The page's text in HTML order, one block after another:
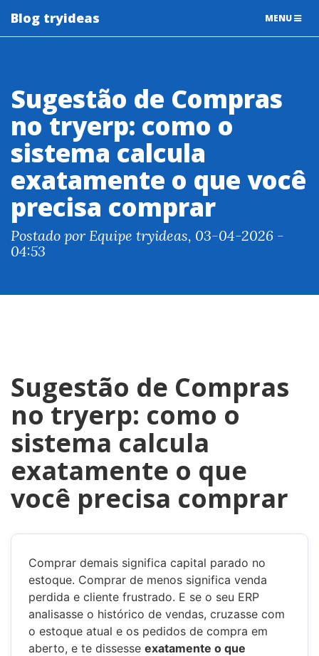
TOGGLE
MENU
Blog tryideas
Sugestão de Compras
no tryerp: como o
sistema calcula
exatamente o que você
precisa comprar
Postado por Equipe tryideas, 03-04-2026 -
04:53
Sugestão de Compras
no tryerp: como o
sistema calcula
exatamente o que
você precisa comprar
Comprar demais significa capital parado no
estoque. Comprar de menos significa venda
perdida e cliente frustrado. E se o seu ERP
analisasse o histórico de vendas, cruzasse com
o estoque atual e os pedidos de compra em
aberto, e te dissesse exatamente o que